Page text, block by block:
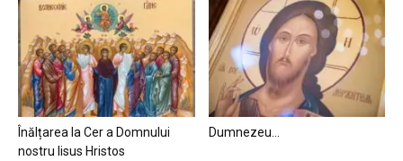
Înălțarea la Cer a Domnului
nostru Iisus Hristos
Dumnezeu…